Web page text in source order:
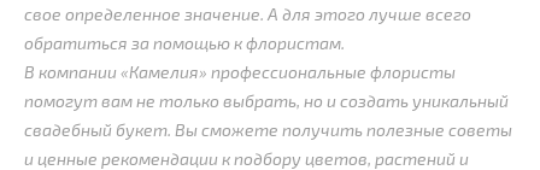
свое определенное значение. А для этого лучше всего
обратиться за помощью к флористам.
В компании «Камелия» профессиональные флористы
помогут вам не только выбрать, но и создать уникальный
свадебный букет. Вы сможете получить полезные советы
и ценные рекомендации к подбору цветов, растений и